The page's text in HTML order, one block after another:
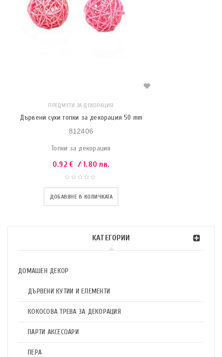
КАТЕГОРИИ
ДОМАШЕН ДЕКОР
ДЪРВЕНИ КУТИИ И ЕЛЕМЕНТИ
КОКОСОВА ТРЕВА ЗА ДЕКОРАЦИЯ
ПАРТИ АКСЕСОАРИ
ПЕРА
ПРЕДМЕТИ ЗА ДЕКОРАЦИЯ
Дървени сухи топки за декорация 50 mm
812406
Топки за декорация
0.92€ / 1.80 лв.
ДОБАВЯНЕ В КОЛИЧКАТА